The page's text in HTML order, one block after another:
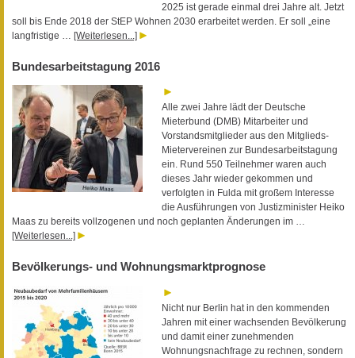
2025 ist gerade einmal drei Jahre alt. Jetzt
soll bis Ende 2018 der StEP Wohnen 2030 erarbeitet werden. Er soll „eine
langfristige … [Weiterlesen...]
Bundesarbeitstagung 2016
Alle zwei Jahre lädt der Deutsche
Mieterbund (DMB) Mitarbeiter und
Vorstandsmitglieder aus den Mitglieds-
Mietervereinen zur Bundesarbeitstagung
ein. Rund 550 Teilnehmer waren auch
dieses Jahr wieder gekommen und
verfolgten in Fulda mit großem Interesse
die Ausführungen von Justizminister Heiko
Maas zu bereits vollzogenen und noch geplanten Änderungen im …
[Weiterlesen...]
Bevölkerungs- und Wohnungsmarktprognose
Nicht nur Berlin hat in den kommenden
Jahren mit einer wachsenden Bevölkerung
und damit einer zunehmenden
Wohnungsnachfrage zu rechnen, sondern